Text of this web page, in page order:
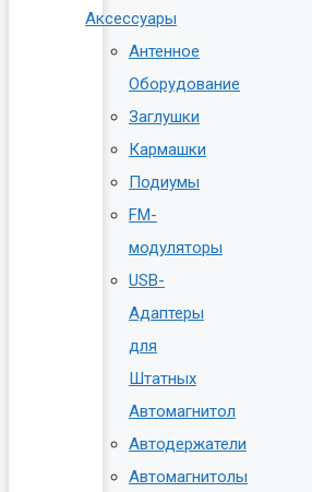
Аксессуары
Антенное
Оборудование
Заглушки
Кармашки
Подиумы
FM-
модуляторы
USB-
Адаптеры
для
Штатных
Автомагнитол
Автодержатели
Автомагнитолы